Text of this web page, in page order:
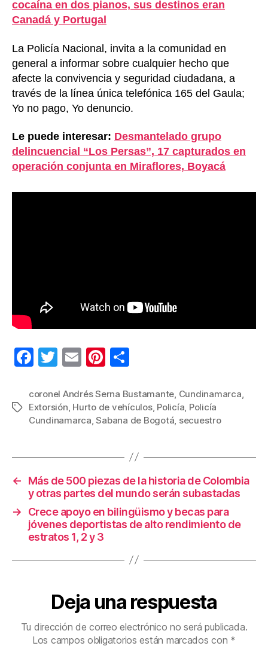
cocaína en dos pianos, sus destinos eran
Canadá y Portugal
La Policía Nacional, invita a la comunidad en
general a informar sobre cualquier hecho que
afecte la convivencia y seguridad ciudadana, a
través de la línea única telefónica 165 del Gaula;
Yo no pago, Yo denuncio.
Le puede interesar: Desmantelado grupo
delincuencial “Los Persas”, 17 capturados en
operación conjunta en Miraflores, Boyacá
F
c
e
o
o
k
T
tt
er
E
ail
Pi
er
e
m
p
tir
Etiquetas
coronel Andrés Serna Bustamante Cundinamarca
Extorsión Hurto de vehículos, Policía Policía
Cundinamarca ,Sabana de Bogotá secuestro
←
Más de 500 piezas de la historia de Colombia
y otras partes del mundo serán subastadas
→
Crece apoyo en bilingüismo y becas para
jóvenes deportistas de alto rendimiento de
estratos 1, 2 y 3
Deja una respuesta
Tu dirección de correo electrónico no será publicada.
Los campos obligatorios están marcados con *